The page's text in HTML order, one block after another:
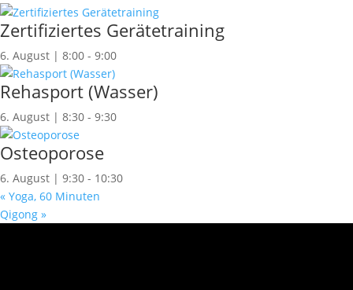
Zertifiziertes Gerätetraining
6. August | 8:00 - 9:00
Rehasport (Wasser)
6. August | 8:30 - 9:30
Osteoporose
6. August | 9:30 - 10:30
« Yoga, 60 Minuten
Qigong »